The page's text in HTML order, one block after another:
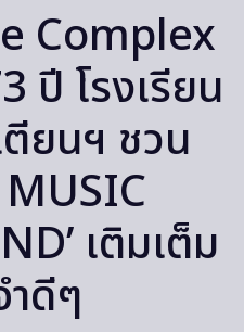
Complex
ปี โรงเรียน
ยนฯ ชวน
MUSIC
เติมเต็ม
ดีๆ